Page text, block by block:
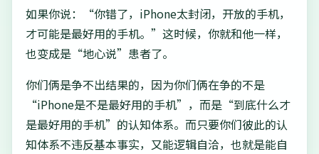
如果你说：“你错了，iPhone太封闭，开放的手机，
才可能是最好用的手机。”这时候，你就和他一样，
也变成是“地心说”患者了。
你们俩是争不出结果的，因为你们俩在争的不是
“iPhone是不是最好用的手机”，而是“到底什么才
是最好用的手机”的认知体系。而只要你们彼此的认
知体系不违反基本事实，又能逻辑自洽，也就是能自